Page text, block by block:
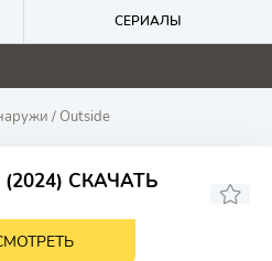
СЕРИАЛЫ
0 0
/ Outside
СКАЧАТЬ